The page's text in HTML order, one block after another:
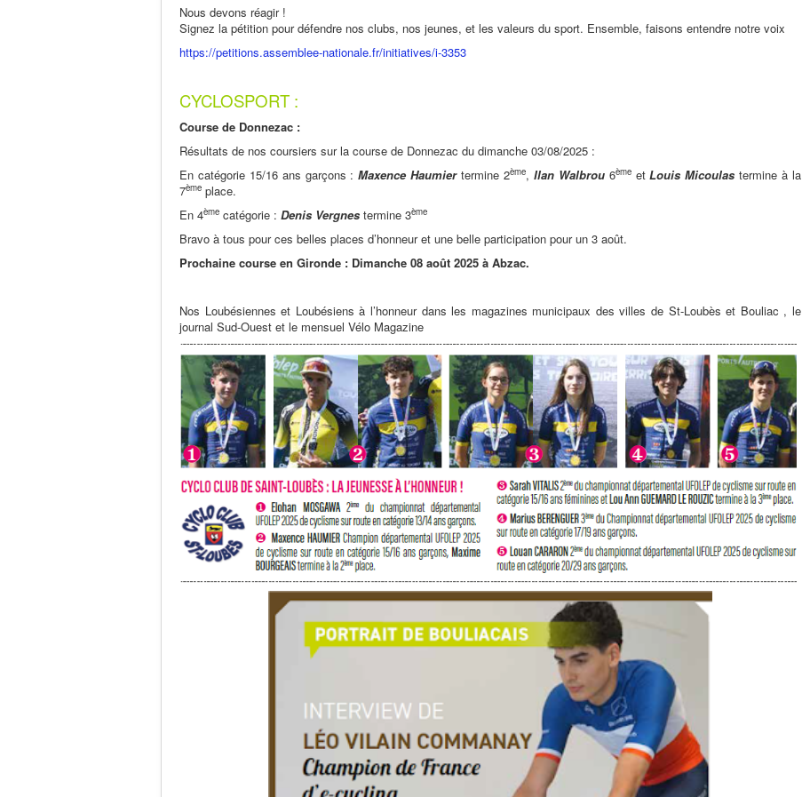
Nous devons réagir !
Signez la pétition pour défendre nos clubs, nos jeunes, et les valeurs du sport. Ensemble, faisons entendre notre voix
https://petitions.assemblee-nationale.fr/initiatives/i-3353
CYCLOSPORT :
Course de Donnezac :
Résultats de nos coursiers sur la course de Donnezac du dimanche 03/08/2025 :
En catégorie 15/16 ans garçons :Maxence Haumiertermine 2ème, Ilan Walbrou6èmeetLouis Micoulas termine à la
7ème place.
En 4ème catégorie : Denis Vergnes termine 3ème
Bravo à tous pour ces belles places d’honneur et une belle participation pour un 3 août.
Prochaine course en Gironde : Dimanche 08 août 2025 à Abzac.
Nos Loubésiennes et Loubésiens à l’honneur dans les magazines municipaux des villes de St-Loubès et Bouliac , le
journal Sud-Ouest et le mensuel Vélo Magazine